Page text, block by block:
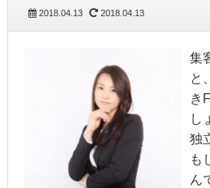
2018.04.13 2018.04.13
集
と
き
し
独
も
ん